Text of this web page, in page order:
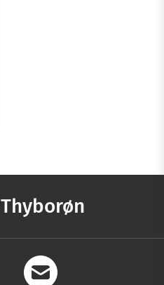
Thyborøn